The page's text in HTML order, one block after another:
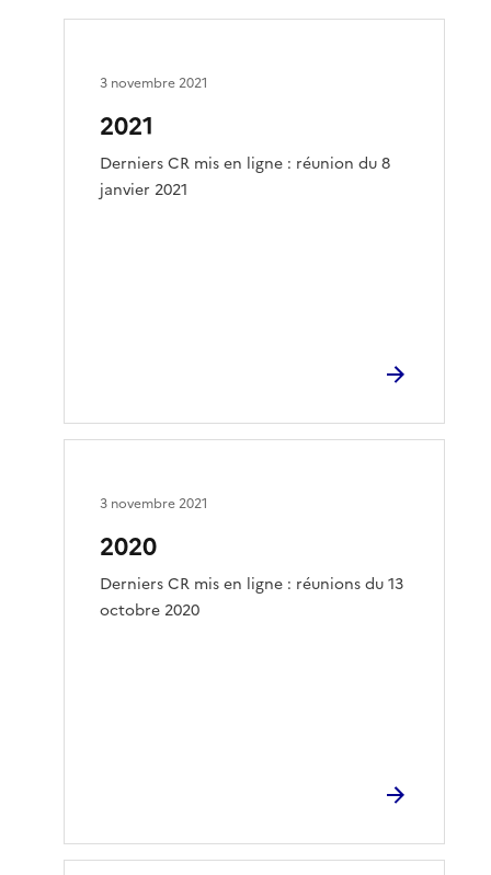
2021
Derniers CR mis en ligne : réunion du 8
janvier 2021
3 novembre 2021
2020
Derniers CR mis en ligne : réunions du 13
octobre 2020
3 novembre 2021